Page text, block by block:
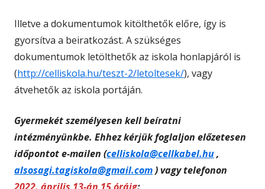
Illetve a dokumentumok kitölthetők előre, így is
gyorsítva a beiratkozást. A szükséges
dokumentumok letölthetők az iskola honlapjáról is
(http://celliskola.hu/teszt-2/letoltesek/), vagy
átvehetők az iskola portáján.
Gyermekét személyesen kell beíratni
intézményünkbe. Ehhez kérjük foglaljon előzetesen
időpontot e-mailen (celliskola@cellkabel.hu,
alsosagi.tagiskola@gmail.com) vagy telefonon